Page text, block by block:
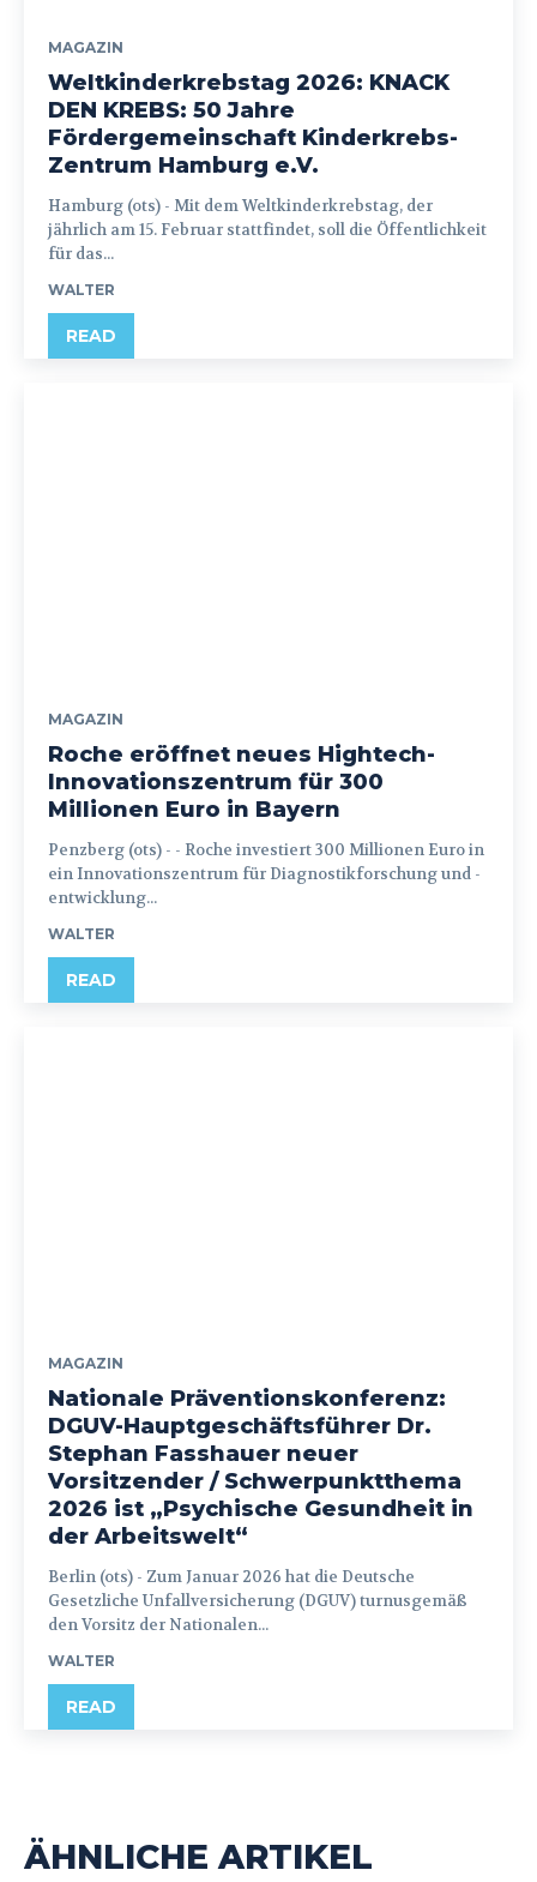
MAGAZIN
Weltkinderkrebstag 2026: KNACK
DEN KREBS: 50 Jahre
Fördergemeinschaft Kinderkrebs-
Zentrum Hamburg e.V.
Hamburg (ots) - Mit dem Weltkinderkrebstag, der
jährlich am 15. Februar stattfindet, soll die Öffentlichkeit
für das...
WALTER
READ
MAGAZIN
Roche eröffnet neues Hightech-
Innovationszentrum für 300
Millionen Euro in Bayern
Penzberg (ots) - - Roche investiert 300 Millionen Euro in
ein Innovationszentrum für Diagnostikforschung und -
entwicklung...
WALTER
READ
MAGAZIN
Nationale Präventionskonferenz:
DGUV-Hauptgeschäftsführer Dr.
Stephan Fasshauer neuer
Vorsitzender / Schwerpunktthema
2026 ist „Psychische Gesundheit in
der Arbeitswelt“
Berlin (ots) - Zum Januar 2026 hat die Deutsche
Gesetzliche Unfallversicherung (DGUV) turnusgemäß
den Vorsitz der Nationalen...
WALTER
READ
ÄHNLICHE ARTIKEL